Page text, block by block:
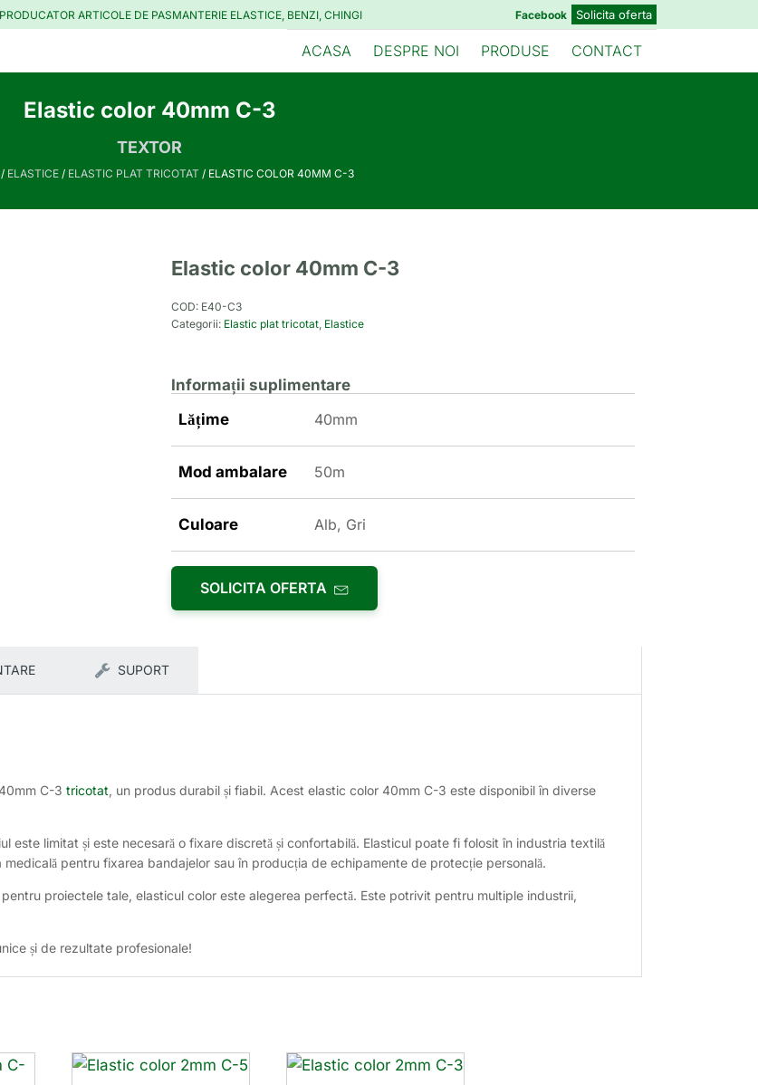
PRODUCATOR ARTICOLE DE PASMANTERIE ELASTICE, BENZI, CHINGI Facebook Solicita oferta
ACASA DESPRE NOI PRODUSE CONTACT
Elastic color 40mm C-3
TEXTOR
ELASTICE/ ELASTIC PLAT TRICOTAT/ ELASTIC COLOR 40MM C-3
Elastic color 40mm C-3
COD: E40-C3
Categorii: Elastic plat tricotat, Elastice
Informații suplimentare
Lățime
40mm
Mod ambalare 50m
Culoare Alb, Gri
SOLICITA OFERTA
SUPORT
C-3 tricotat, un produs durabil și fiabil. Acest elastic color 40mm C-3 este disponibil în diverse
este limitat și este necesară o fixare discretă și confortabilă. Elasticul poate fi folosit în industria textilă
pentru fixarea bandajelor sau în producția de echipamente de protecție personală.
proiectele tale, elasticul color este alegerea perfectă. Este potrivit pentru multiple industrii,
și de rezultate profesionale!